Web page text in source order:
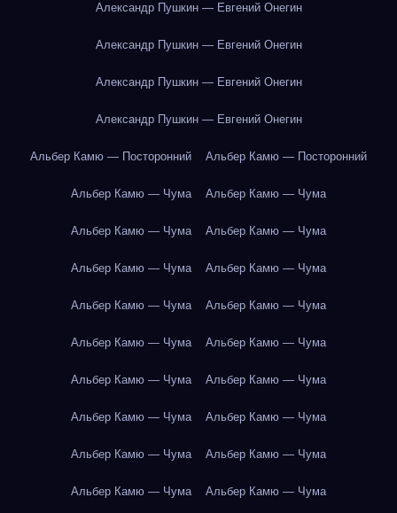
Александр Пушкин — Евгений Онегин
Александр Пушкин — Евгений Онегин
Александр Пушкин — Евгений Онегин
Александр Пушкин — Евгений Онегин
Альбер Камю — Посторонний Альбер Камю — Посторонний
Альбер Камю — Чума Альбер Камю — Чума
Альбер Камю — Чума Альбер Камю — Чума
Альбер Камю — Чума Альбер Камю — Чума
Альбер Камю — Чума Альбер Камю — Чума
Альбер Камю — Чума Альбер Камю — Чума
Альбер Камю — Чума Альбер Камю — Чума
Альбер Камю — Чума Альбер Камю — Чума
Альбер Камю — Чума Альбер Камю — Чума
Альбер Камю — Чума Альбер Камю — Чума